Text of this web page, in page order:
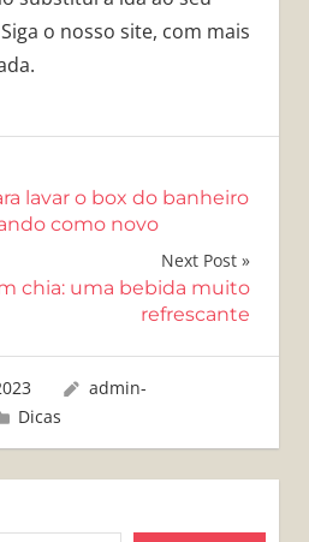
o nosso site, com mais
lavar o box do banheiro
como novo
Next Post
chia: uma bebida muito
refrescante
admin-
Dicas